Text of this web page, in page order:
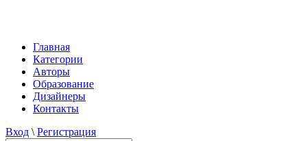
Главная
Категории
Авторы
Образование
Дизайнеры
Контакты
Вход \ Регистрация